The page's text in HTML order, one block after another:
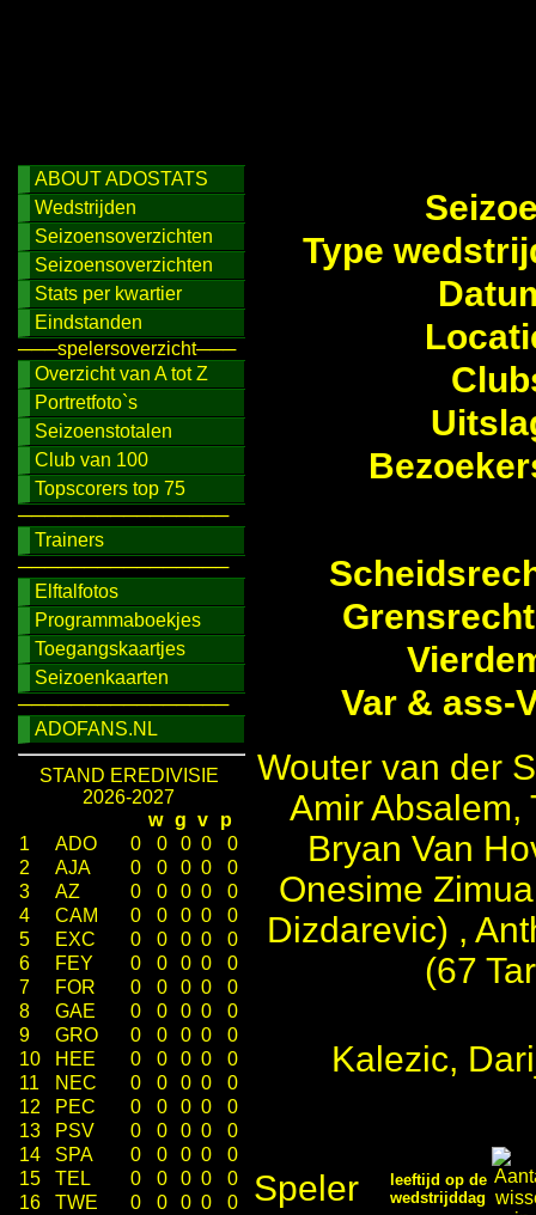
ABOUT ADOSTATS
Wedstrijden
Seizoensoverzichten
Seizoensoverzichten
Stats per kwartier
Eindstanden
───spelersoverzicht───
Overzicht van A tot Z
Portretfoto`s
Seizoenstotalen
Club van 100
Topscorers top 75
────────────────
Trainers
────────────────
Elftalfotos
Programmaboekjes
Toegangskaartjes
Seizoenkaarten
────────────────
ADOFANS.NL
STAND EREDIVISIE
2026-2027
w g v
p
1
ADO 0 0 0 0
0
2
AJA 0 0 0 0
0
3
AZ 0 0 0 0
0
4
CAM 0 0 0 0
0
5
EXC 0 0 0 0
0
6
FEY 0 0 0 0
0
7
FOR 0 0 0 0
0
8
GAE 0 0 0 0
0
9
GRO 0 0 0 0
0
10
HEE 0 0 0 0
0
11
NEC 0 0 0 0
0
12
PEC 0 0 0 0
0
13
PSV 0 0 0 0
0
14
SPA 0 0 0 0
0
15
TEL 0 0 0 0
0
16
TWE 0 0 0 0
0
Type
Var & ass-
Wouter van der
Amir Absalem,
Bryan Van
Onesime
Dizdarevic) ,
(67
Kalezic,
Speler
leeftijd op de
wedstrijddag